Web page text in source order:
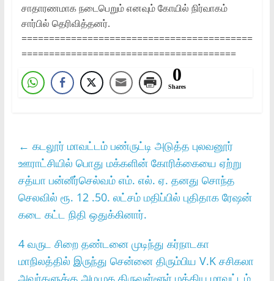
சாதாரணமாக நடைபெறும் எனவும் கோயில் நிர்வாகம்
சார்பில் தெரிவித்தனர்.
==========================================
=======================================
0
Shares
← கடலூர் மாவட்டம் பண்ருட்டி அடுத்த புலவனூர்
ஊராட்சியில் பொது மக்களின் கோரிக்கையை ஏற்று
சத்யா பன்னீர்செல்வம் எம். எல். ஏ. தனது சொந்த
செலவில் ரூ. 12 .50. லட்சம் மதிப்பில் புதிதாக ரேஷன்
கடை கட்ட நிதி ஒதுக்கினார்.
4 வருட சிறை தண்டனை முடிந்து கர்நாடகா
மாநிலத்தில் இருந்து சென்னை திரும்பிய V.K சசிகலா
அவர்களுக்கு அமமுக திருவள்ளூர் மத்திய மாவட்டம்